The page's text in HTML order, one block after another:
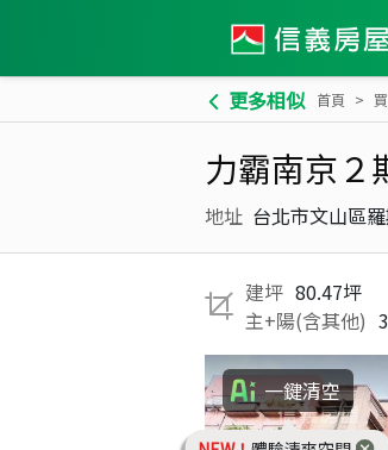
更多相似 首頁
力霸南京２
地址 台北市文山區
建坪 80.47坪
主+陽(含其他)
一鍵清空